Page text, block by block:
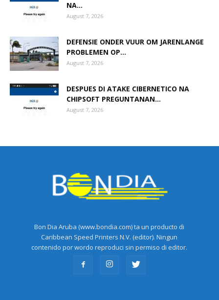
NA...
August 7, 2026
DEFENSIE ONDER VUUR OM JARENLANGE
PROBLEMEN OP...
August 7, 2026
DESPUES DI ATAKE CIBERNETICO NA
CHIPSOFT PREGUNTANAN...
August 7, 2026
Bon Dia Aruba (www.bondia.com) ta un producto di
Caribbean Speed Printers N.V. (editor). Ningun
contenido por wordo reproduci sin permiso di editor.